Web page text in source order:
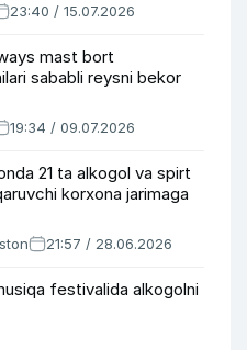
23:40 / 15.07.2026
mast bort
sababli reysni bekor
19:34 / 09.07.2026
21 ta alkogol va spirt
korxona jarimaga
21:57 / 28.06.2026
festivalida alkogolni